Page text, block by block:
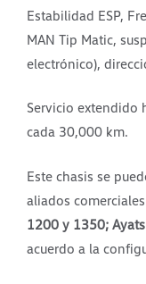
Estabilidad ESP,
MAN Tip Matic,
electrónico),
Servicio extendido
cada 30,000 km.
Este chasis se
aliados
1200 y 1350;
acuerdo a la